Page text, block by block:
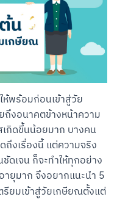
ห้พร้อมก่อนเข้าสู่วัย
ถึงอนาคตข้างหน้าความ
เกิดขึ้นน้อยมาก บางคน
งเรื่องนี้ แต่ความจริง
ดเจน ก็จะทำให้ทุกอย่าง
ายุมาก จึงอยากแนะนำ 5
รียมเข้าสู่วัยเกษียณตั้งแต่